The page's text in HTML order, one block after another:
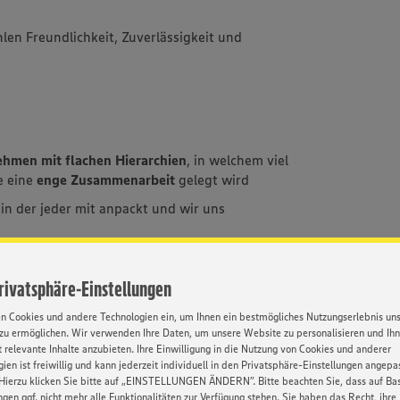
Einstellungen
Cookies und andere Technologien ein, um Ihnen ein bestmögliches Nutzungserlebnis
ermöglichen. Wir verwenden Ihre Daten, um unsere Website zu personalisieren und
relevante Inhalte anzubieten. Ihre Einwilligung in die Nutzung von Cookies und anderer
ist freiwillig und kann jederzeit individuell in den Privatsphäre-Einstellungen
klicken Sie bitte auf „EINSTELLUNGEN ÄNDERN”. Bitte beachten Sie, dass auf
ggf. nicht mehr alle Funktionalitäten zur Verfügung stehen. Sie haben das Recht, ihre
Freundlichkeit, Zuverlässigkeit und
mit flachen Hierarchien, in welchem viel
eineenge Zusammenarbeit gelegt wird
der jeder mit anpackt und wir uns
großen Parkplatz